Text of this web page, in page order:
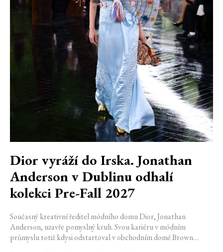
Dior vyráží do Irska. Jonathan
Anderson v Dublinu odhalí
kolekci Pre-Fall 2027
Současný kreativní ředitel módního domu Dior, Jonathan
Anderson, uzavře pomyslný kruh. Svou kariéru v módním
průmyslu totiž kdysi odstartoval v obchodním domě Brown